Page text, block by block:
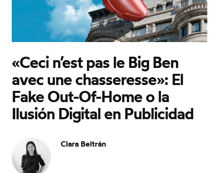
g
«Ceci n’est pas le Big Ben
avec une chasseresse»: El
Fake Out-Of-Home o la
Ilusión Digital en Publicidad
Clara Beltrán